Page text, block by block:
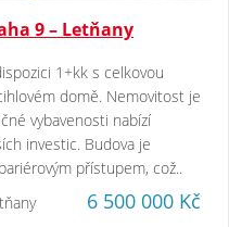
9 – Letňany
1+kk s celkovou
domě. Nemovitost je
vybavenosti nabízí
investic. Budova je
přístupem, což..
6 500 000 Kč